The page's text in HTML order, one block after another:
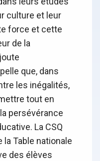
culture et leur
force et cette
de la
que, dans
les inégalités,
tout en
persévérance
La CSQ
la Table nationale
des élèves